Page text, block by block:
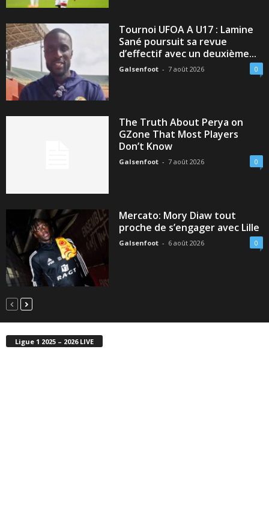
Tournoi UFOA A U17 : Lamine
Sané poursuit sa revue
d’effectif avec un deuxième...
Galsenfoot - 7 août 2026 0
The Truth About Perya on
GZone That Most Players
Don’t Know
Galsenfoot - 7 août 2026 0
Mercato: Mory Diaw tout
proche de s’engager avec Lille
Galsenfoot - 6 août 2026 0
Ligue 1 2025 – 2026 LIVE